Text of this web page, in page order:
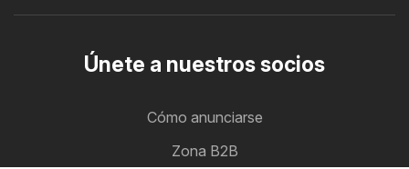
Únete a nuestros socios
Cómo anunciarse
Zona B2B